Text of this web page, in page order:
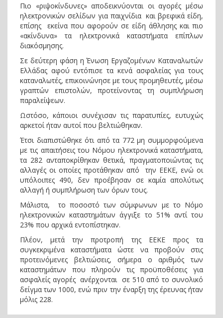
Πιο «ριψοκίνδυνες» αποδεικνύονται οι αγορές μέσω
ηλεκτρονικών σελίδων για παιχνίδια και βρεφικά είδη,
επίσης εκείνα που αφορούν σε είδη άθλησης και πιο
«ακίνδυνα» τα ηλεκτρονικά καταστήματα επίπλων
διακόσμησης.
Σε δεύτερη φάση η Ένωση Εργαζομένων Καταναλωτών
Ελλάδας αφού εντόπισε τα κενά ασφαλείας για τους
καταναλωτές, επικοινώνησε με τους προμηθευτές, μέσω
γραπτών επιστολών, προτείνοντας τη συμπλήρωση
παραλείψεων.
Ωστόσο, κάποιοι συνέχισαν τις παρατυπίες, ευτυχώς
αρκετοί ήταν αυτοί που βελτιώθηκαν.
Έτσι διαπιστώθηκε ότι από τα 772 μη συμμορφούμενα
με τις απαιτήσεις του Νόμου ηλεκτρονικά καταστήματα,
τα 282 ανταποκρίθηκαν θετικά, πραγματοποιώντας τις
αλλαγές οι οποίες προτάθηκαν από την ΕΕΚΕ, ενώ οι
υπόλοιπες 490, δεν προέβησαν σε καμία απολύτως
αλλαγή ή συμπλήρωση των όρων τους.
Μάλιστα, το ποσοστό των σύμφωνων με το Νόμο
ηλεκτρονικών καταστημάτων άγγιξε το 51% αντί του
23% που αρχικά εντοπίστηκαν.
Πλέον, μετά την προτροπή της ΕΕΚΕ προς τα
συγκεκριμένα καταστήματα ώστε να προβούν στις
προτεινόμενες βελτιώσεις, σήμερα ο αριθμός των
καταστημάτων που πληρούν τις προϋποθέσεις για
ασφαλείς αγορές ανέρχονται σε 510 από το συνολικό
δείγμα των 1000, ενώ πριν την έναρξη της έρευνας ήταν
μόλις 228.